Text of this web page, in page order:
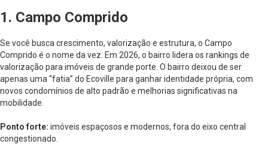
1. Campo Comprido
Se você busca crescimento, valorização e estrutura, o Campo
Comprido é o nome da vez. Em 2026, o bairro lidera os rankings de
valorização para imóveis de grande porte. O bairro deixou de ser
apenas uma “fatia” do Ecoville para ganhar identidade própria, com
novos condomínios de alto padrão e melhorias significativas na
mobilidade.
Ponto forte: imóveis espaçosos e modernos, fora do eixo central
congestionado.